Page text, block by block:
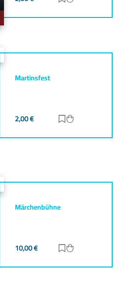
Martinsfest
2,00€ Zur Merkliste
Märchenbühne
10,00€ Zur Merkliste